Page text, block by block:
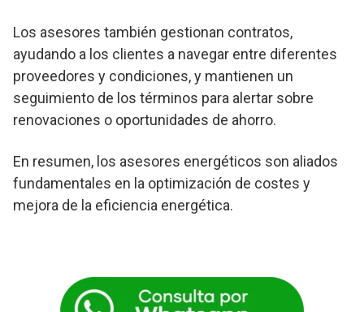
Los asesores también gestionan contratos,
ayudando a los clientes a navegar entre diferentes
proveedores y condiciones, y mantienen un
seguimiento de los términos para alertar sobre
renovaciones o oportunidades de ahorro.
En resumen, los asesores energéticos son aliados
fundamentales en la optimización de costes y
mejora de la eficiencia energética.